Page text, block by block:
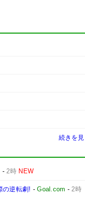
続きを
-2時 NEW
の逆転劇! -Goal.com -2時